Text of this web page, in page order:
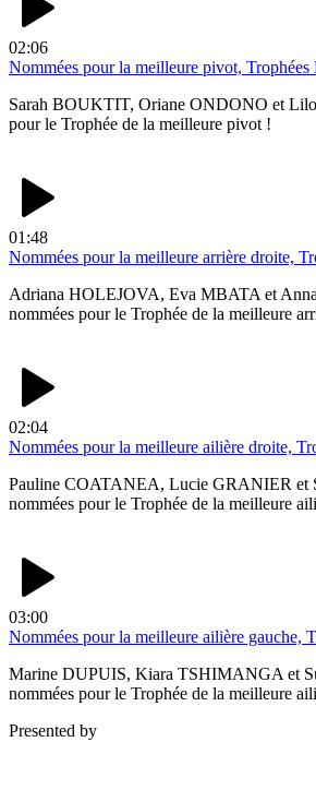
02:06
Nommées pour la meilleure pivot,
Sarah BOUKTIT, Oriane ONDONO et
pour le Trophée de la meilleure pivot !
01:48
Nommées pour la meilleure arrière droite,
Adriana HOLEJOVA, Eva MBATA et
nommées pour le Trophée de la meilleure
02:04
Nommées pour la meilleure ailière droite,
Pauline COATANEA, Lucie GRANIER
nommées pour le Trophée de la meilleure
03:00
Nommées pour la meilleure ailière gauche,
Marine DUPUIS, Kiara TSHIMANGA et
nommées pour le Trophée de la meilleure
Presented by